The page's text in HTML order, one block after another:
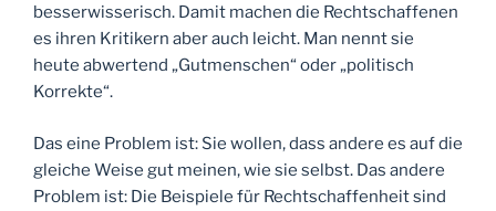
besserwisserisch. Damit machen die Rechtschaffenen
es ihren Kritikern aber auch leicht. Man nennt sie
heute abwertend „Gutmenschen“ oder „politisch
Korrekte“.
Das eine Problem ist: Sie wollen, dass andere es auf die
gleiche Weise gut meinen, wie sie selbst. Das andere
Problem ist: Die Beispiele für Rechtschaffenheit sind